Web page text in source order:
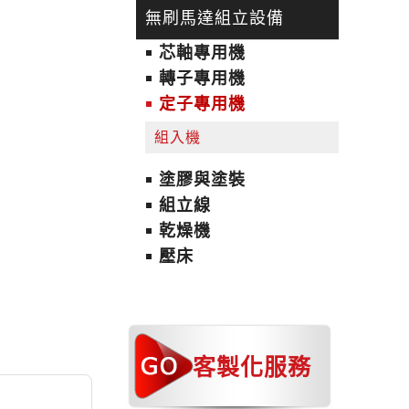
無刷馬達組立設備
芯軸專用機
轉子專用機
定子專用機
組入機
塗膠與塗裝
組立線
乾燥機
壓床
客製化服務